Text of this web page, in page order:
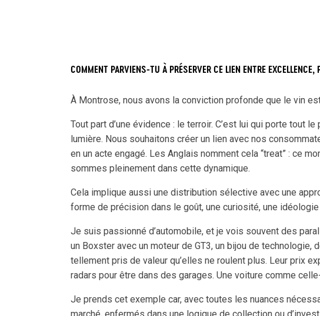
COMMENT PARVIENS-TU À PRÉSERVER CE LIEN ENTRE
À Montrose, nous avons la conviction profonde que le vin
Tout part d’une évidence : le terroir. C’est lui qui porte tout
lumière. Nous souhaitons créer un lien avec nos
en un acte engagé. Les Anglais nomment cela “treat” : ce
sommes pleinement dans cette dynamique.
Cela implique aussi une distribution sélective avec une
forme de précision dans le goût, une curiosité, une
Je suis passionné d’automobile, et je vois souvent des
un Boxster avec un moteur de GT3, un bijou de
tellement pris de valeur qu’elles ne roulent plus. Leur prix
radars pour être dans des garages. Une voiture comme
Je prends cet exemple car, avec toutes les nuances